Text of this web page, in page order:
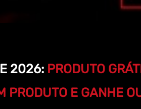
2026: PRODUTO
PRODUTO E GANHE